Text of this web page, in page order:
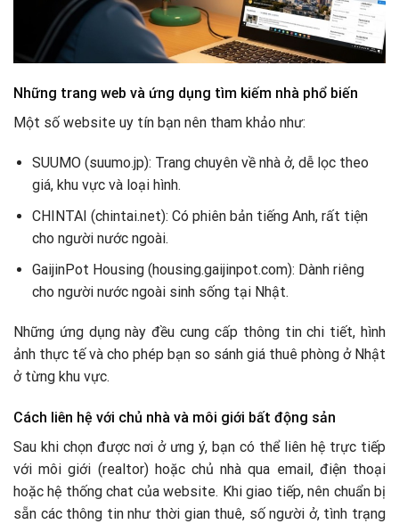
Những trang web và ứng dụng tìm kiếm nhà phổ biến
Một số website uy tín bạn nên tham khảo như:
SUUMO (suumo.jp): Trang chuyên về nhà ở, dễ lọc theo
giá, khu vực và loại hình.
CHINTAI (chintai.net): Có phiên bản tiếng Anh, rất tiện
cho người nước ngoài.
GaijinPot Housing (housing.gaijinpot.com): Dành riêng
cho người nước ngoài sinh sống tại Nhật.
Những ứng dụng này đều cung cấp thông tin chi tiết, hình
ảnh thực tế và cho phép bạn so sánh giá thuê phòng ở Nhật
ở từng khu vực.
Cách liên hệ với chủ nhà và môi giới bất động sản
Sau khi chọn được nơi ở ưng ý, bạn có thể liên hệ trực tiếp
với môi giới (realtor) hoặc chủ nhà qua email, điện thoại
hoặc hệ thống chat của website. Khi giao tiếp, nên chuẩn bị
sẵn các thông tin như thời gian thuê, số người ở, tình trạng